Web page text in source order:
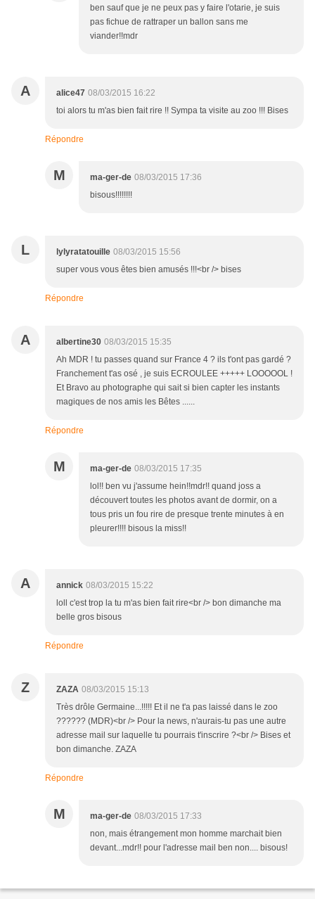
ben sauf que je ne peux pas y faire l'otarie, je suis
pas fichue de rattraper un ballon sans me
viander!!mdr
A alice47 08/03/2015 16:22
toi alors tu m'as bien fait rire !! Sympa ta visite au zoo !!! Bises
Répondre
M ma-ger-de 08/03/2015 17:36
bisous!!!!!!!!
L lylyratatouille 08/03/2015 15:56
super vous vous êtes bien amusés !!!<br /> bises
Répondre
A albertine30 08/03/2015 15:35
Ah MDR ! tu passes quand sur France 4 ? ils t'ont pas gardé ?
Franchement t'as osé , je suis ECROULEE +++++ LOOOOOL !
Et Bravo au photographe qui sait si bien capter les instants
magiques de nos amis les Bêtes ......
Répondre
M ma-ger-de 08/03/2015 17:35
lol!! ben vu j'assume hein!!mdr!! quand joss a
découvert toutes les photos avant de dormir, on a
tous pris un fou rire de presque trente minutes à en
pleurer!!!! bisous la miss!!
A annick 08/03/2015 15:22
loll c'est trop la tu m'as bien fait rire<br /> bon dimanche ma
belle gros bisous
Répondre
Z ZAZA 08/03/2015 15:13
Très drôle Germaine...!!!!! Et il ne t'a pas laissé dans le zoo
?????? (MDR)<br /> Pour la news, n'aurais-tu pas une autre
adresse mail sur laquelle tu pourrais t'inscrire ?<br /> Bises et
bon dimanche. ZAZA
Répondre
M ma-ger-de 08/03/2015 17:33
non, mais étrangement mon homme marchait bien
devant...mdr!! pour l'adresse mail ben non.... bisous!